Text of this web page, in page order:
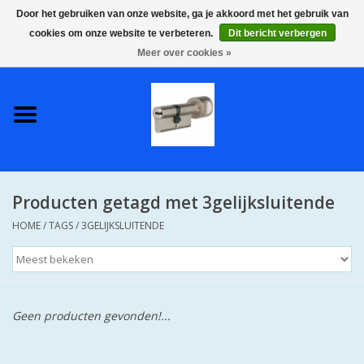
0 Artikelen - €0,00
S2 COMPLETE VEILIGE
SKG**
S2 CILINDER SLOTEN IN
IEDERE GEWENSTE MAAT MET
SLEUTELS SKG**
Producten getagd met 3gelijksluitende
HOME/TAGS/3GELIJKSLUITENDE
Geen producten gevonden!...
Door het gebruiken van onze website, ga je akkoord met het gebruik van
cookies om onze website te verbeteren.
Dit bericht verbergen
Meer over cookies »